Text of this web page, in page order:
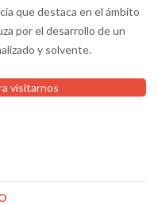
que destaca en el ámbito
por el desarrollo de un
y solvente.
visitarnos